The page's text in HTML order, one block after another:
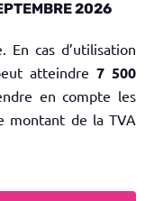
2026
En cas d’utilisation
atteindre 7 500
en compte les
montant de la TVA